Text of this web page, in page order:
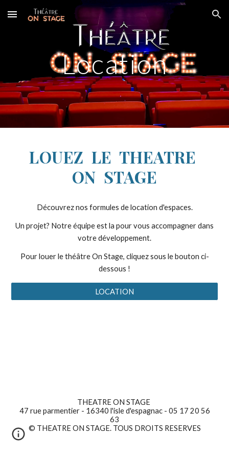
Skip to main content Skip to navigation
Location
LOUEZ LE THEATRE
ON STAGE
Découvrez nos formules de location d'espaces.
Un projet? Notre équipe est la pour vous accompagner dans
votre développement.
Pour louer le théâtre On Stage, cliquez sous le bouton ci-
dessous !
LOCATION
THEATRE ON STAGE
47 rue parmentier - 16340 l'isle d'espagnac - 05 17 20 56
63
© THEATRE ON STAGE. TOUS DROITS RESERVES